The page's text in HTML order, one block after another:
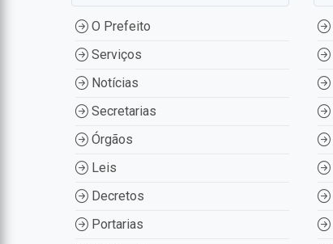
O Prefeito
Serviços
Notícias
Secretarias
Órgãos
Leis
Decretos
Portarias